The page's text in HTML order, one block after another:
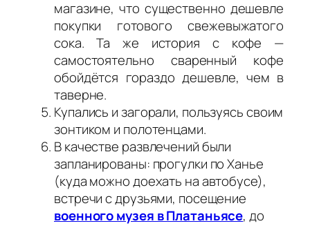
магазине, что существенно дешевле
покупки готового свежевыжатого
сока. Та же история с кофе —
самостоятельно сваренный кофе
обойдётся гораздо дешевле, чем в
таверне.
Купались и загорали, пользуясь своим
зонтиком и полотенцами.
В качестве развлечений были
запланированы: прогулки по Ханье
(куда можно доехать на автобусе),
встречи с друзьями, посещение
военного музея в Платаньясе, до